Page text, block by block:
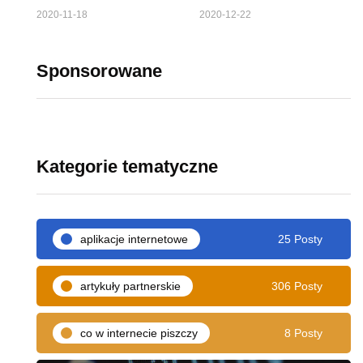
2020-11-18 2020-12-22
Sponsorowane
Kategorie tematyczne
aplikacje internetowe 25 Posty
artykuły partnerskie 306 Posty
co w internecie piszczy 8 Posty